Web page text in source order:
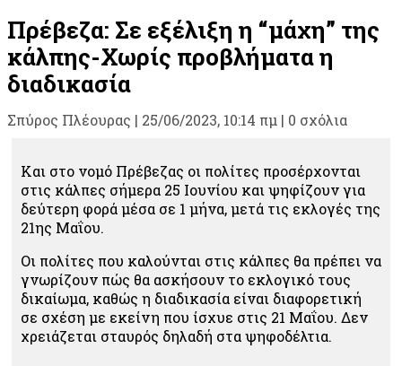
Πρέβεζα: Σε εξέλιξη η “μάχη” της
κάλπης-Χωρίς προβλήματα η
διαδικασία
Σπύρος Πλέουρας | 25/06/2023, 10:14 πμ | 0 σχόλια
Και στο νομό Πρέβεζας οι πολίτες προσέρχονται
στις κάλπες σήμερα 25 Ιουνίου και ψηφίζουν για
δεύτερη φορά μέσα σε 1 μήνα, μετά τις εκλογές της
21ης Μαΐου.
Οι πολίτες που καλούνται στις κάλπες θα πρέπει να
γνωρίζουν πώς θα ασκήσουν το εκλογικό τους
δικαίωμα, καθώς η διαδικασία είναι διαφορετική
σε σχέση με εκείνη που ίσχυε στις 21 Μαΐου. Δεν
χρειάζεται σταυρός δηλαδή στα ψηφοδέλτια.